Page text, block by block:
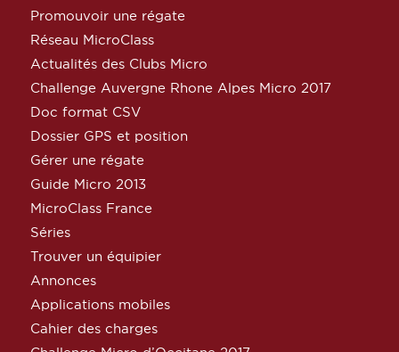
Promouvoir une régate
Réseau MicroClass
Actualités des Clubs Micro
Challenge Auvergne Rhone Alpes Micro 2017
Doc format CSV
Dossier GPS et position
Gérer une régate
Guide Micro 2013
MicroClass France
Séries
Trouver un équipier
Annonces
Applications mobiles
Cahier des charges